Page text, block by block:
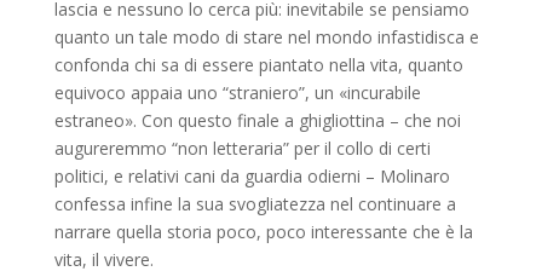
lascia e nessuno lo cerca più: inevitabile se pensiamo
quanto un tale modo di stare nel mondo infastidisca e
confonda chi sa di essere piantato nella vita, quanto
equivoco appaia uno “straniero”, un «incurabile
estraneo». Con questo finale a ghigliottina – che noi
augureremmo “non letteraria” per il collo di certi
politici, e relativi cani da guardia odierni – Molinaro
confessa infine la sua svogliatezza nel continuare a
narrare quella storia poco, poco interessante che è la
vita, il vivere.